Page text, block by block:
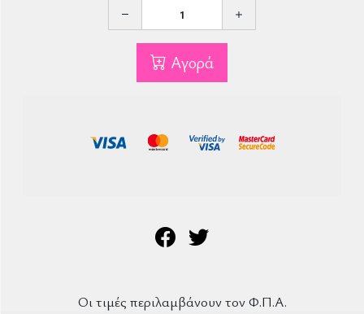
Αγορά
Οι τιμές περιλαμβάνουν τον Φ.Π.Α.